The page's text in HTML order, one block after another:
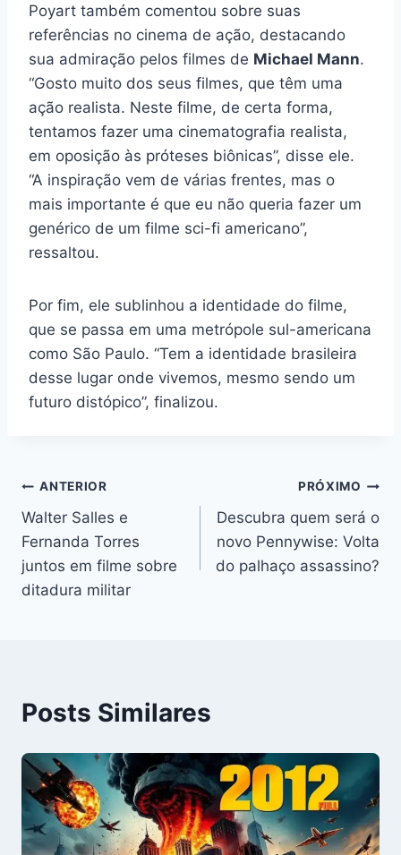
Poyart também comentou sobre suas
referências no cinema de ação, destacando
sua admiração pelos filmes de Michael Mann.
“Gosto muito dos seus filmes, que têm uma
ação realista. Neste filme, de certa forma,
tentamos fazer uma cinematografia realista,
em oposição às próteses biônicas”, disse ele.
“A inspiração vem de várias frentes, mas o
mais importante é que eu não queria fazer um
genérico de um filme sci-fi americano”,
ressaltou.
Por fim, ele sublinhou a identidade do filme,
que se passa em uma metrópole sul-americana
como São Paulo. “Tem a identidade brasileira
desse lugar onde vivemos, mesmo sendo um
futuro distópico”, finalizou.
Navegação
de
Post
ANTERIOR
Walter Salles e
Fernanda Torres
juntos em filme sobre
ditadura militar
PRÓXIMO
Descubra quem será o
novo Pennywise: Volta
do palhaço assassino?
Posts Similares